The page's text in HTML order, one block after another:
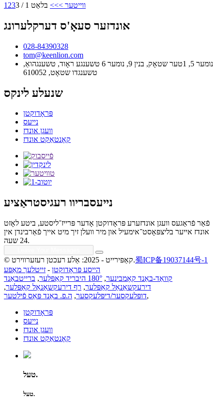
1 23 ווייטער >>> בלאַט 1 / 3
אונדזער סעאָ'ס דערקלערונג
028-84390328
tom@keenlion.com
נומער 5, 1טער שטאָק, בנין 9, נומער 6 טשענגע ראָוד, טשענגהואַ,
טשענגדו שטאָט, 610052
שנעלע לינקס
פּראָדוקטן
נייעס
וועגן אונדז
קאָנטאַקט אונדז
נייעסבריוו רעגיסטראַציע
פֿאַר פֿראַגעס וועגן אונדזערע פּראָדוקטן אָדער פּרייז־ליסטע, ביטע לאָזט
אונדז אייער בליצפּאָסט־אימעיל און מיר וועלן זיך מיט אייך פֿאַרבינדן אין
24 שעה.
© קאַפּירייט - 2025: אַלע רעכטן רעזערווירט.蜀ICP备19037144号-1
הייסע פּראָדוקטן - זייטלעך מאַפּע
קוואַד-באַנד קאָמבינער, 180° היבריד קאַפּלער , ברייטבאַנד
דירעקשאַנאַל קאַפּלער, רף דירעקשאַנאַל קאַפּלער,
דופּלעקסער/דיפּלעקסער, ה.פ. באַנד פּאַס פֿילטער
,
פּראָדוקטן
נייעס
וועגן אונדז
קאָנטאַקט אונדז
טעל.
טעל.